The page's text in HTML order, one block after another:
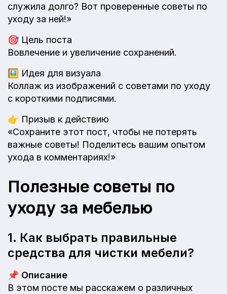
служила долго? Вот проверенные советы по
уходу за ней!»
🎯 Цель поста
Вовлечение и увеличение сохранений.
🖼️ Идея для визуала
Коллаж из изображений с советами по уходу
с короткими подписями.
👉 Призыв к действию
«Сохраните этот пост, чтобы не потерять
важные советы! Поделитесь вашим опытом
ухода в комментариях!»
Полезные советы по
уходу за мебелью
1. Как выбрать правильные
средства для чистки мебели?
📌 Описание
В этом посте мы расскажем о различных